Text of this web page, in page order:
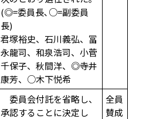
(◎=委員長､○=副委員
長)
君塚裕史、石川義弘、冨
永龍司、和泉浩司、小菅
千保子、秋間洋、◎寺井
康芳、○木下悦希
委員会付託を省略し、
承認することに決定し
全員
賛成